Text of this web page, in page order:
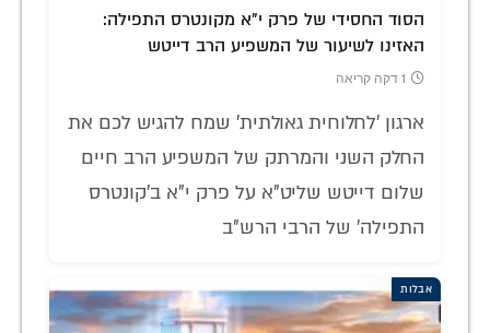
הסוד החסידי של פרק י"א מקונטרס התפילה:
האזינו לשיעור של המשפיע הרב דייטש
1 דקה קריאה
ארגון 'לחלוחית גאולתית' שמח להגיש לכם את
החלק השני והמרתק של המשפיע הרב חיים
שלום דייטש שליט"א על פרק י"א ב'קונטרס
התפילה' של הרבי הרש"ב
אבלות